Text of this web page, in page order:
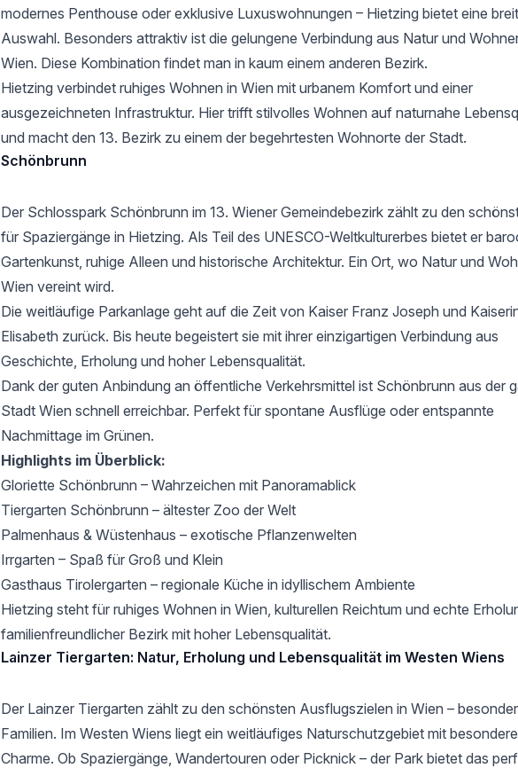
modernes Penthouse oder exklusive Luxuswohnungen – Hietzing bietet eine
Auswahl. Besonders attraktiv ist die gelungene Verbindung aus Natur und
Wien. Diese Kombination findet man in kaum einem anderen Bezirk.
Hietzing verbindet ruhiges Wohnen in Wien mit urbanem Komfort und einer
ausgezeichneten Infrastruktur. Hier trifft stilvolles Wohnen auf naturnahe
und macht den 13. Bezirk zu einem der begehrtesten Wohnorte der Stadt.
Schönbrunn
Der Schlosspark Schönbrunn im 13. Wiener Gemeindebezirk zählt zu den
für Spaziergänge in Hietzing. Als Teil des UNESCO-Weltkulturerbes bietet er
Gartenkunst, ruhige Alleen und historische Architektur. Ein Ort, wo Natur und
Wien vereint wird.
Die weitläufige Parkanlage geht auf die Zeit von Kaiser Franz Joseph und
Elisabeth zurück. Bis heute begeistert sie mit ihrer einzigartigen Verbindung aus
Geschichte, Erholung und hoher Lebensqualität.
Dank der guten Anbindung an öffentliche Verkehrsmittel ist Schönbrunn aus der
Stadt Wien schnell erreichbar. Perfekt für spontane Ausflüge oder entspannte
Nachmittage im Grünen.
Highlights im Überblick:
Gloriette Schönbrunn – Wahrzeichen mit Panoramablick
Tiergarten Schönbrunn – ältester Zoo der Welt
Palmenhaus & Wüstenhaus – exotische Pflanzenwelten
Irrgarten – Spaß für Groß und Klein
Gasthaus Tirolergarten – regionale Küche in idyllischem Ambiente
Hietzing steht für ruhiges Wohnen in Wien, kulturellen Reichtum und echte
familienfreundlicher Bezirk mit hoher Lebensqualität.
Lainzer Tiergarten: Natur, Erholung und Lebensqualität im Westen Wiens
Der Lainzer Tiergarten zählt zu den schönsten Ausflugszielen in Wien –
Familien. Im Westen Wiens liegt ein weitläufiges Naturschutzgebiet mit
Charme. Ob Spaziergänge, Wandertouren oder Picknick – der Park bietet das